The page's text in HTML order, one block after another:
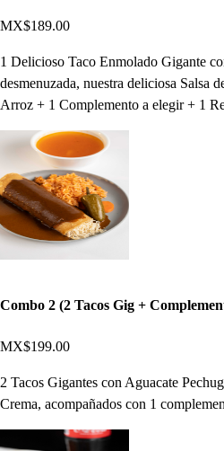
MX$189.00
1 Delicioso Taco Enmolado Gigante
desmenuzada, nuestra deliciosa Salsa
Arroz + 1 Complemento a elegir + 1
Combo 2 (2 Tacos Gig +
MX$199.00
2 Tacos Gigantes con Aguacate
Crema, acompañados con 1